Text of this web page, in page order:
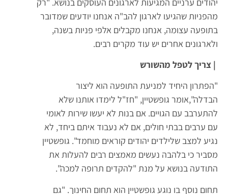
מהפניות שהגיעו לארגון להב"ה אנחנו יודעים שמדובר
בתופעה עצומה, אנחנו מקבלים אלפי פניות בשנה,
ולארגונים אחרים יש עוד מקרים רבים.
| צריך לטפל מהשורש
"הפתרון היחיד למניעת התופעה הוא ליצור
הבדלה",אומר גופשטיין, "חז"ל לימדו אותנו שלא
להתערבב עם הגויים. אם בנות לא יעשו שירות לאומי
עם ערבים בבתי חולים, אם לא נעבוד איתם ביחד, לא
נגיע למצב שלילדים יהודים קוראים מוחמד". גופשטיין
מסביר כי בלהבה נעשים מאמצים רבים להעלות את
התודעה בנושא על מנת "להקדים תרופה למכה".
תחום נוסף בו נוגע גופשטיין הוא תחום החינוך. "גם